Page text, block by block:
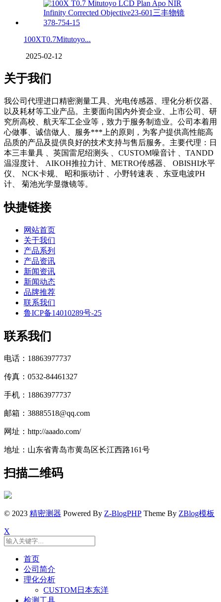
100XT0.7Mitutoyo...
2025-02-12
关于我们
我公司代理进口精密测量工具、光电传感器、理化分析仪器、
以及耗材等工业产品。主要面向国内外资企业、上市公司、研
究所高校、航天军工企业等，致力于服务制造业。公司本着用
心做事、诚信做人、服务***上的原则，为客户提供高性能高
品质的产品及提供良好的技术支持与售后服务。主要代理：日
本三丰量具 、英国雷尼绍测头 、CUSTOM噪音计 、TANDD
温湿度计、 AIKOH推拉力计、METRO传感器、 OBISHI水平
仪、 NCK卡规、 昭和振动计 、小野转速表 、东亚电波PH
计、 菊池光学显微镜等。
快捷链接
网站首页
关于我们
产品系列
产品资讯
新闻资讯
新闻动态
品牌推荐
联系我们
鲁ICP备14010289号-25
联系我们
电话：18863977737
传真：0532-84461327
手机：18863977737
邮箱：38885518@qq.com
网址：http://aaado.com/
地址：山东省青岛市黄岛区长江西路161号
扫描二维码
© 2023 精密测器 Powered By Z-BlogPHP Theme By ZBlog模板
X
首页
公司简介
理化分析
CUSTOM日本东洋